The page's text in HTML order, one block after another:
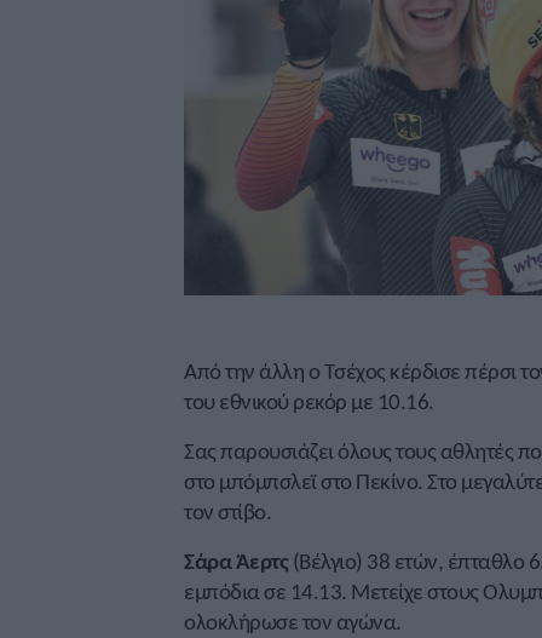
Από την άλλη ο Τσέχος κέρδισε πέρσι
του εθνικού ρεκόρ με 10.16.
Σας παρουσιάζει όλους τους αθλητές
στο μπόμπσλεϊ στο Πεκίνο. Στο
τον στίβο.
Σάρα Άερτς(Βέλγιο) 38 ετών, έπταθλο
εμπόδια σε 14.13. Μετείχε στους
ολοκλήρωσε τον αγώνα.